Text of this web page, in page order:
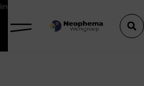
Waarom watersnijden ideaal is voor